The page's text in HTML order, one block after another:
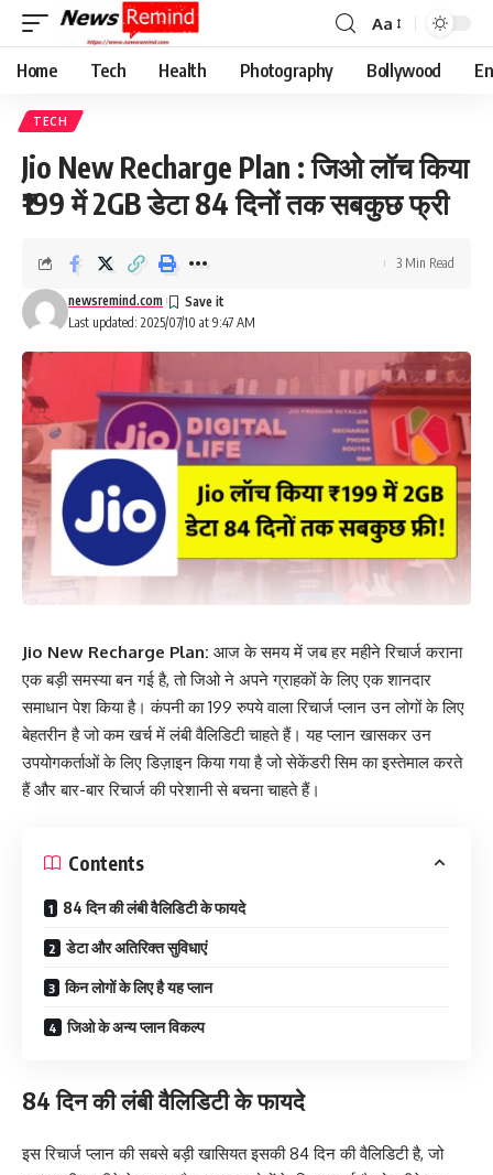
Font
Resizer
Aa
Home Tech Health Photography Bollywood
TECH
Jio New Recharge Plan : जिओ लॉच किया
₹199 में 2GB डेटा 84 दिनों तक सबकुछ फ्री
Last updated: 2025/07/10 at 9:47 AM
newsremind.com
3 Min Read
Jio New Recharge Plan: आज के समय में जब हर महीने रिचार्ज कराना
एक बड़ी समस्या बन गई है, तो जिओ ने अपने ग्राहकों के लिए एक शानदार
समाधान पेश किया है। कंपनी का 199 रुपये वाला रिचार्ज प्लान उन लोगों के लिए
बेहतरीन है जो कम खर्च में लंबी वैलिडिटी चाहते हैं। यह प्लान खासकर उन
उपयोगकर्ताओं के लिए डिज़ाइन किया गया है जो सेकेंडरी सिम का इस्तेमाल करते
हैं और बार-बार रिचार्ज की परेशानी से बचना चाहते हैं।
Contents
84 दिन की लंबी वैलिडिटी के फायदे
डेटा और अतिरिक्त सुविधाएं
किन लोगों के लिए है यह प्लान
जिओ के अन्य प्लान विकल्प
84 दिन की लंबी वैलिडिटी के फायदे
इस रिचार्ज प्लान की सबसे बड़ी खासियत इसकी 84 दिन की वैलिडिटी है, जो